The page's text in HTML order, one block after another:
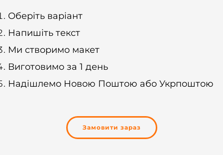
Оберіть варіант
Напишіть текст
Ми створимо макет
Виготовимо за 1 день
Надішлемо Новою Поштою або Укрпоштою
Замовити зараз